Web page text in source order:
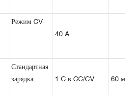
Режим CV
40 A
Стандартная
зарядка
1 C в CC/CV 60 мин